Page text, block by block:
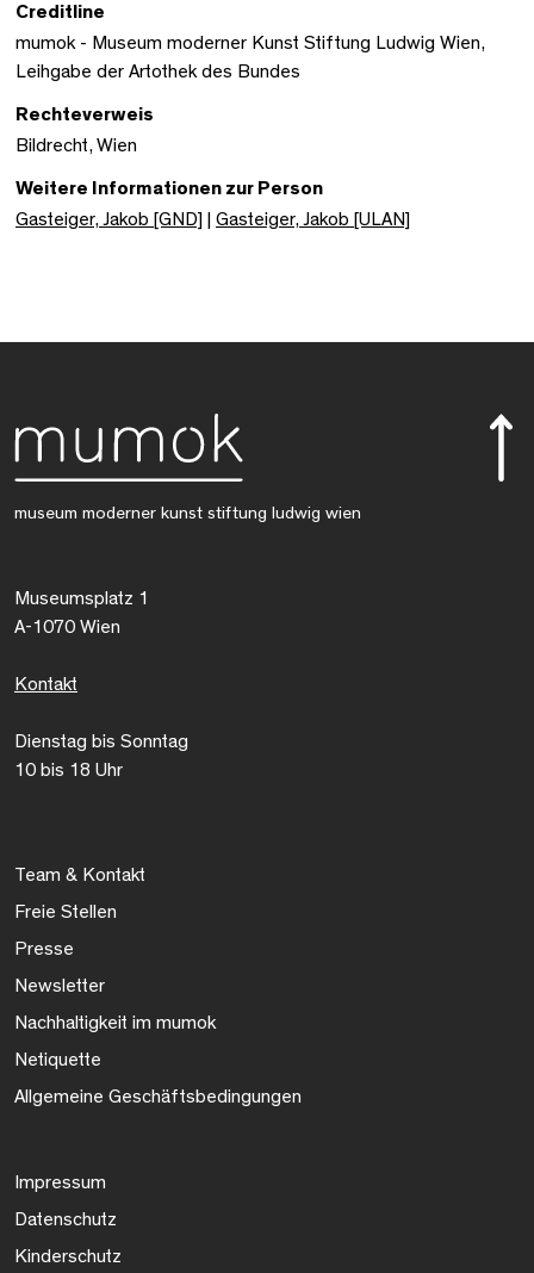
Creditline
mumok - Museum moderner Kunst Stiftung Ludwig Wien,
Leihgabe der Artothek des Bundes
Rechteverweis
Bildrecht, Wien
Weitere Informationen zur Person
Gasteiger, Jakob [GND]
Gasteiger, Jakob [ULAN]
museum moderner kunst stiftung ludwig wien
Museumsplatz 1
A-1070 Wien
Kontakt
Dienstag bis Sonntag
10 bis 18 Uhr
Team & Kontakt
Freie Stellen
Presse
Newsletter
Nachhaltigkeit im mumok
Netiquette
Allgemeine Geschäftsbedingungen
Impressum
Datenschutz
Kinderschutz